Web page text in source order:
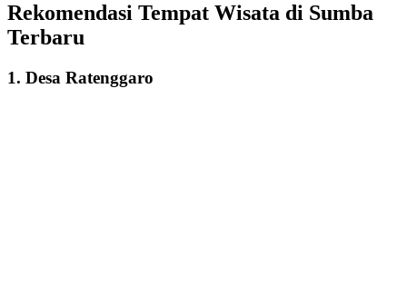
Rekomendasi Tempat Wisata di Sumba
Terbaru
1. Desa Ratenggaro